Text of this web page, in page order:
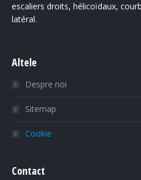
escaliers droits, hélicoïdaux,
latéral.
Altele
Despre noi
Sitemap
Cookie
Contact